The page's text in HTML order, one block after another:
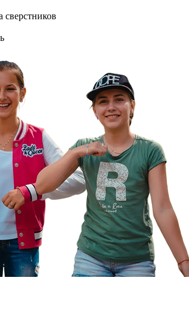
сверстников